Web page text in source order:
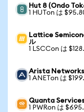
Hut 8 (Ondo
1 HUTon は
Lattice
ル
1 LSCCon は
Arista Networks
1 ANETon は
Quanta
1 PWRon は